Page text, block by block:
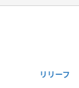
リリーフ